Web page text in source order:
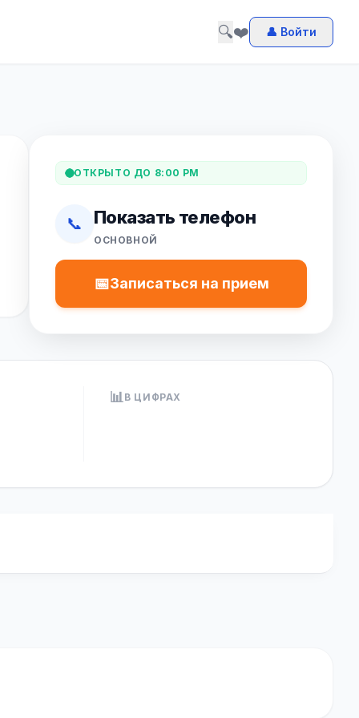
🔍❤️ 👤 Войти
ОТКРЫТО ДО 8:00 PM
📞 Показать телефон
ОСНОВНОЙ
📅Записаться на прием
📊В ЦИФРАХ